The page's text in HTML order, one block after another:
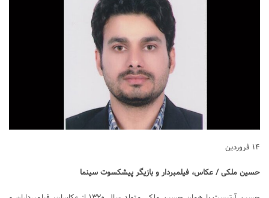
۱۴ فروردین
حسین ملکی / عکاس، فیلمبردار و بازیگر پیشکسوت سینما